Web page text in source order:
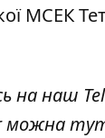
МСЕК
на наш
можна